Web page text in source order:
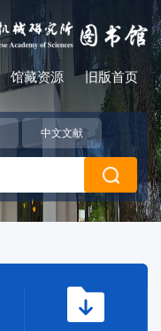
馆藏资源 旧版首页
中文文献